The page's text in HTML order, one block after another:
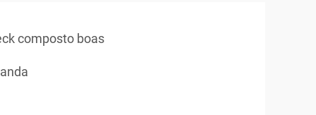
composto boas